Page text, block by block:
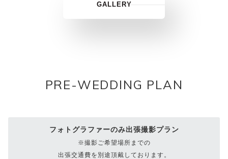
GALLERY
PRE-WEDDING PLAN
フォトグラファーのみ出張撮影プラン
※撮影ご希望場所までの
出張交通費を別途頂戴しております。